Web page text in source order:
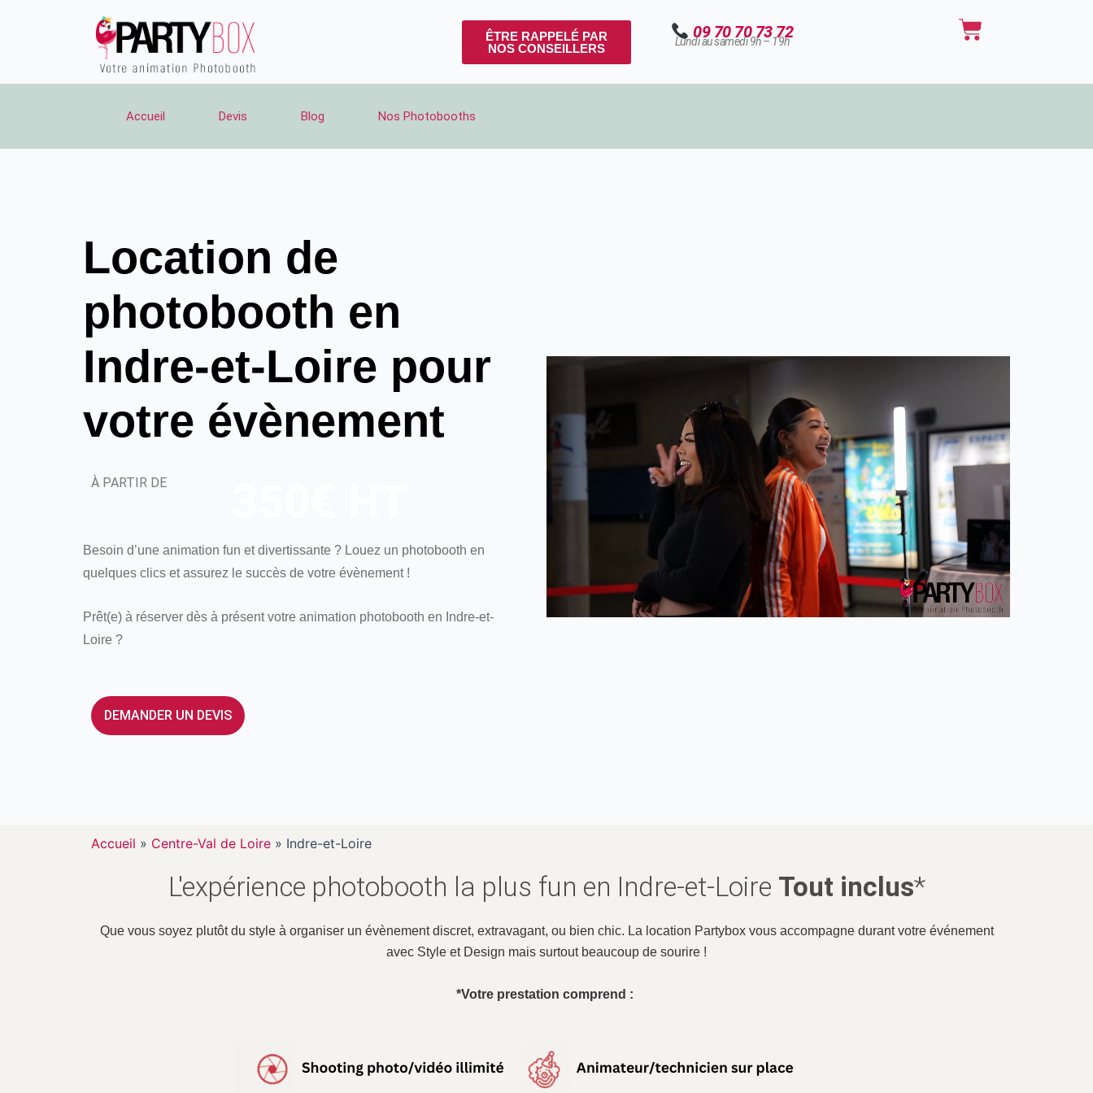
ÊTRE RAPPELÉ PAR
NOS CONSEILLERS
09 70 70 73 72
Lundi au samedi 9h – 19h Panier
Accueil Devis Blog Nos Photobooths
Location de
photobooth en
Indre-et-Loire pour
votre évènement
À PARTIR DE
Besoin d’une animation fun et divertissante ? Louez un photobooth en
quelques clics et assurez le succès de votre évènement !
Prêt(e) à réserver dès à présent votre animation photobooth en Indre-et-
Loire ?
DEMANDER UN DEVIS
Accueil » Centre-Val de Loire » Indre-et-Loire
L'expérience photobooth la plus fun en Indre-et-Loire Tout inclus*
Que vous soyez plutôt du style à organiser un évènement discret, extravagant, ou bien chic. La location Partybox vous accompagne durant votre événement
avec Style et Design mais surtout beaucoup de sourire !
*Votre prestation comprend :